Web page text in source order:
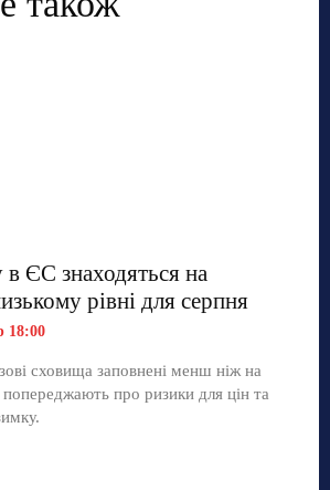
в ЄС знаходяться на
рівні для серпня
18:00
сховища заповнені менш ніж на
про ризики для цін та